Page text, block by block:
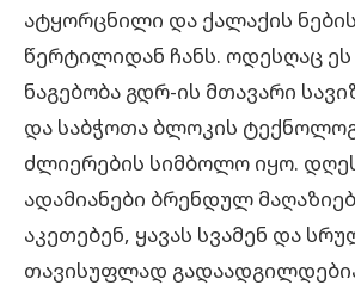
ატყორცნილი და ქალაქის
წერტილიდან ჩანს. ოდესღაც ეს
ნაგებობა გდრ-ის მთავარი
და საბჭოთა ბლოკის
ძლიერების სიმბოლო იყო.
ადამიანები ბრენდულ
აკეთებენ, ყავას სვამენ და
თავისუფლად